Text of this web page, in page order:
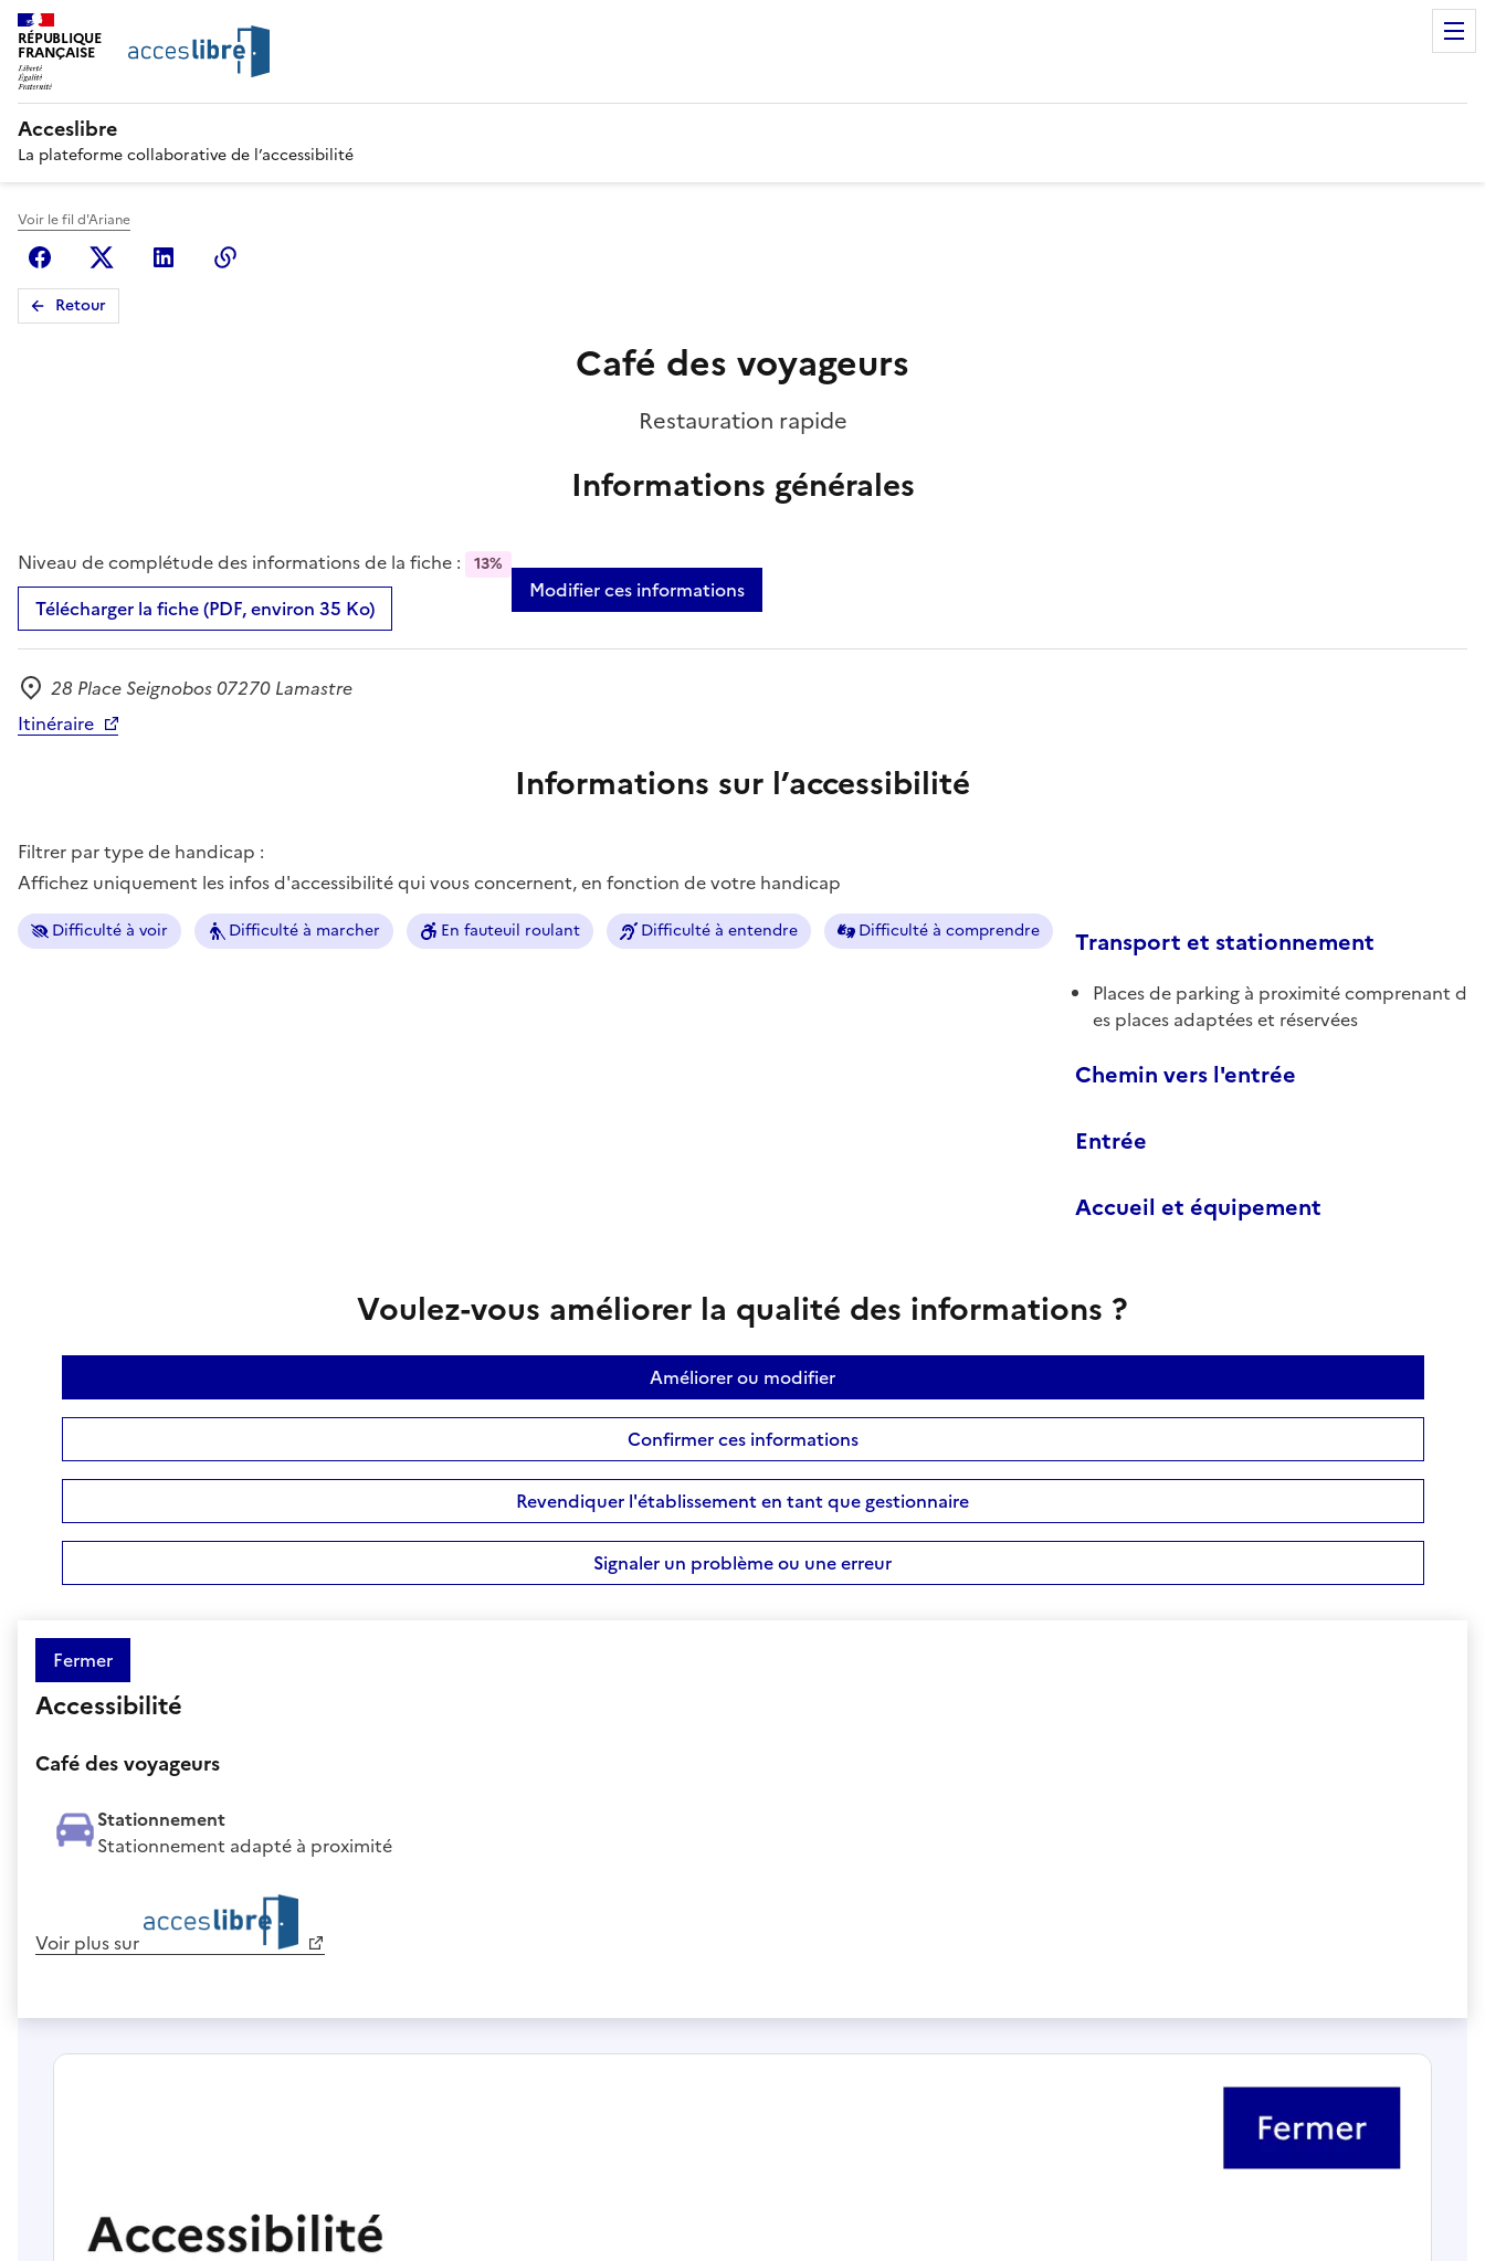
RÉPUBLIQUE
FRANÇAISE
Acceslibre
La plateforme collaborative de l’accessibilité
Voir le fil d'Ariane
FacebookX (anciennement Twitter)
Linkedin
Retour
Café des voyageurs
Restauration rapide
Informations générales
Niveau de complétude des informations de la fiche : 13%
Télécharger la fiche (PDF, environ 35 Ko)
Modifier ces informations
Adresse
28 Place Seignobos 07270 Lamastre
Itinéraire
Informations sur l’accessibilité
Filtrer par type de handicap :
Affichez uniquement les infos d'accessibilité qui vous concernent, en fonction de votre handicap
Difficulté à voir Difficulté à marcher En fauteuil roulant Difficulté à entendre Difficulté à comprendre Transport et stationnement
Places de parking à proximité comprenant d
es places adaptées et réservées
Chemin vers l'entrée
Entrée
Accueil et équipement
Voulez-vous améliorer la qualité des informations ?
Améliorer ou modifier
Confirmer ces informations
Revendiquer l'établissement en tant que gestionnaire
Signaler un problème ou une erreur
Fermer
Accessibilité
Café des voyageurs
Stationnement
Stationnement adapté à proximité
Voir plus sur